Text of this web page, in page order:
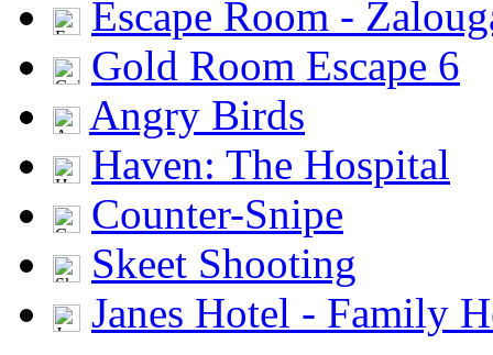
Escape Room -
Gold Room Escape 6
Angry Birds
Haven: The Hospital
Counter-Snipe
Skeet Shooting
Janes Hotel - Family